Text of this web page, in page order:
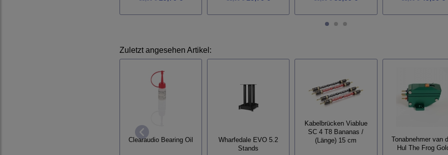
Zuletzt angesehen Artikel:
Clearaudio Bearing Oil
Wharfedale EVO 5.2
Stands
Kabelbrücken Viablue
SC 4 T8 Bananas /
(Länge) 15 cm
Tonabnehmer van
Hul The Frog